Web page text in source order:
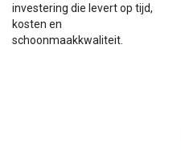
investering die levert op tijd,
kosten en
schoonmaakkwaliteit.